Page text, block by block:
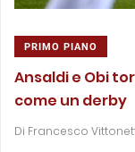
PRIMO PIANO
Ansaldi e Obi
come un derby
Di Francesco